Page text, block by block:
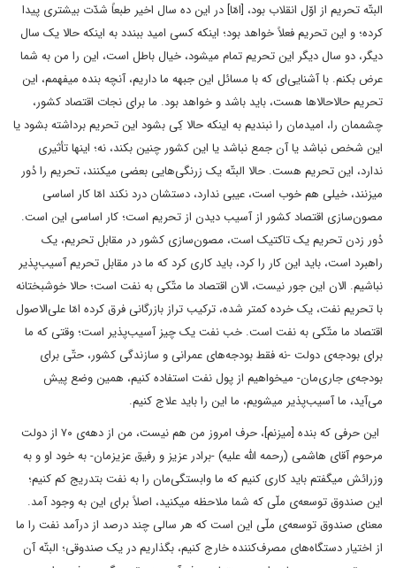
البتّه تحریم از اوّل انقلاب بود، [امّا] در این ده سال اخیر طبعاً شدّت بیشتری پیدا
کرده؛ و این تحریم فعلاً خواهد بود؛ اینکه کسی امید ببندد به اینکه حالا یک سال
دیگر، دو سال دیگر این تحریم تمام میشود، خیال باطل است، این را من به شما
عرض بکنم. با آشنایی‌ای که با مسائل این جبهه ما داریم، آنچه بنده میفهمم، این
تحریم حالاحالاها هست، باید باشد و خواهد بود. ما برای نجات اقتصاد کشور،
چشممان را، امیدمان را نبندیم به اینکه حالا کِی بشود این تحریم برداشته بشود یا
این شخص نباشد یا آن جمع نباشد یا این کشور چنین بکند، نه؛ اینها تأثیری
ندارد، این تحریم هست. حالا البتّه یک زرنگی‌هایی بعضی میکنند، تحریم را دُور
میزنند، خیلی هم خوب است، عیبی ندارد، دستشان درد نکند امّا کار اساسی
مصون‌سازی اقتصاد کشور از آسیب دیدن از تحریم است؛ کار اساسی این است.
دُور زدن تحریم یک تاکتیک است، مصون‌سازی کشور در مقابل تحریم، یک
راهبرد است، باید این کار را کرد، باید کاری کرد که ما در مقابل تحریم آسیب‌پذیر
نباشیم. الان این ‌جور نیست، الان اقتصاد ما متّکی به نفت است؛ حالا خوشبختانه
با تحریم نفت، یک خرده کمتر شده، ترکیب تراز بازرگانی فرق کرده امّا علی‌الاصول
اقتصاد ما متّکی به نفت است. خب نفت یک چیز آسیب‌پذیر است؛ وقتی که ما
برای بودجه‌ی دولت -نه فقط بودجه‌های عمرانی و سازندگی کشور، حتّی برای
بودجه‌ی جاری‌مان- میخواهیم از پول نفت استفاده کنیم، همین وضع پیش
می‌آید، ما آسیب‌پذیر میشویم، ما این را باید علاج کنیم.
این حرفی که بنده [میزنم]، حرف امروز من هم نیست، من از دهه‌ی ۷۰ از دولت
مرحوم آقای هاشمی (رحمه اللّه ‌علیه) -برادر عزیز و رفیق عزیزمان- به خود او و به
وزرائش میگفتم باید کاری کنیم که ما وابستگی‌مان را به نفت بتدریج کم کنیم؛
این صندوق توسعه‌ی ملّی که شما ملاحظه میکنید، اصلاً برای این به وجود آمد.
معنای صندوق توسعه‌ی ملّی این است که هر سالی چند درصد از درآمد نفت را ما
از اختیار دستگاه‌های مصرف‌کننده خارج کنیم، بگذاریم در یک صندوقی؛ البتّه آن